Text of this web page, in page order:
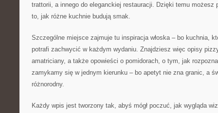
trattorii, a innego do eleganckiej restauracji. Dzięki temu możesz
to, jak różne kuchnie budują smak.
Szczególne miejsce zajmuje tu inspiracja włoska – bo kuchnia,
potrafi zachwycić w każdym wydaniu. Znajdziesz więc opisy
amatriciany, a także opowieści o pomidorach, o tym, jak
zamykamy się w jednym kierunku – bo apetyt nie zna granic, a
różnorodny.
Każdy wpis jest tworzony tak, abyś mógł poczuć, jak wygląda